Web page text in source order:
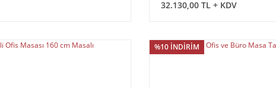
32.130,00 TL + KDV
%10 İNDİRİM